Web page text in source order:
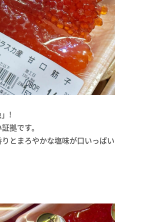
!
拠です。
とまろやかな塩味が口いっぱい